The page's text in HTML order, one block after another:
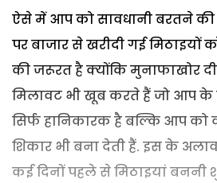
ऐसे में आप को सावधानी बरतने की
पर बाजार से खरीदी गई
की जरूरत है क्योंकि मुनाफाखोर
मिलावट भी खूब करते हैं जो आप के
सिर्फ हानिकारक है बल्कि आप को
शिकार भी बना देती हैं. इस के
कई दिनों पहले से मिठाइयां बननी